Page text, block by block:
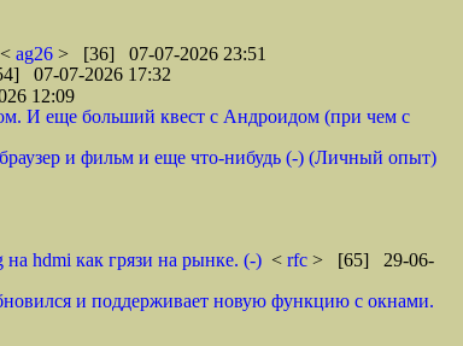
< ag26 > [36] 07-07-2026 23:51
07-07-2026 17:32
12:09
И еще больший квест с Андроидом (при чем с
и фильм и еще что-нибудь (-) (Личный опыт)
hdmi как грязи на рынке. (-) < rfc > [65] 29-06-
и поддерживает новую функцию с окнами.